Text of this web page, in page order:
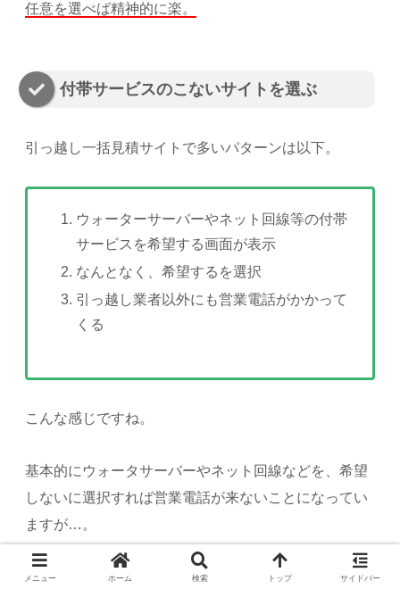
任意を選べば精神的に楽。
付帯サービスのこないサイトを選ぶ
引っ越し一括見積サイトで多いパターンは以下。
ウォーターサーバーやネット回線等の付帯
サービスを希望する画面が表示
なんとなく、希望するを選択
引っ越し業者以外にも営業電話がかかって
くる
こんな感じですね。
基本的にウォータサーバーやネット回線などを、希望
しないに選択すれば営業電話が来ないことになってい
ますが…。
中には、上記のような選択画面がなく一括サイトを利
メニュー ホーム 検索 トップ サイドバー